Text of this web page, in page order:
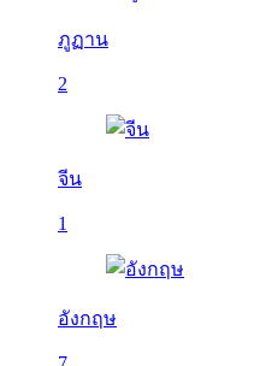
ภูฏาน
2
จีน
1
อังกฤษ